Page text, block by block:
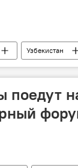
Узбекистан
поедут